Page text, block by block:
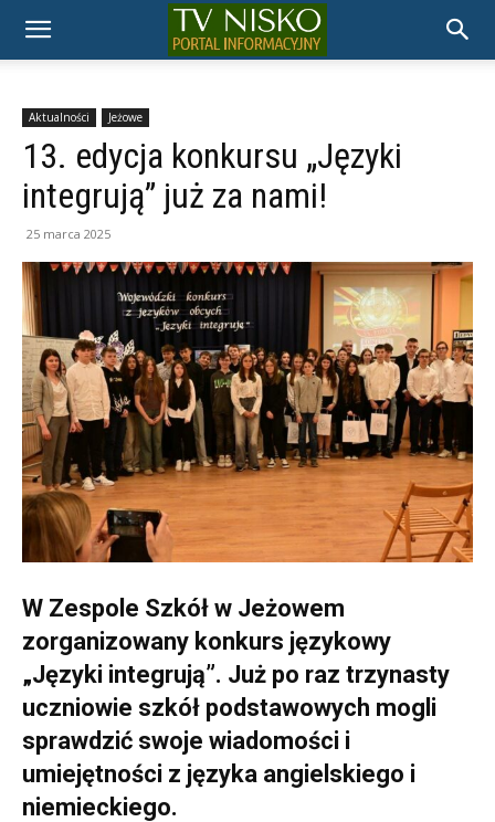
TELEWIZJA
NISKO
Aktualności Jeżowe
13. edycja konkursu „Języki
integrują” już za nami!
25 marca 2025
W Zespole Szkół w Jeżowem
zorganizowany konkurs językowy
„Języki integrują”. Już po raz trzynasty
uczniowie szkół podstawowych mogli
sprawdzić swoje wiadomości i
umiejętności z języka angielskiego i
niemieckiego.